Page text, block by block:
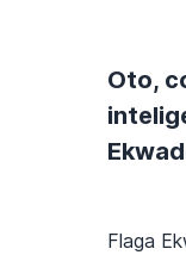
Oto,
Flaga